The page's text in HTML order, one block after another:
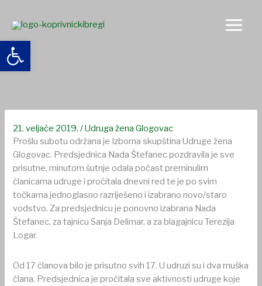
Open toolbar
content
Održana Izborna skupština Udruge žena Glogovac
21. veljače 2019./Udruga žena Glogovac
Prošlu subotu održana je Izborna skupština Udruge žena
Glogovac. Predsjednica Nada Štefanec pozdravila je sve
prisutne, minutom šutnje odala počast preminulim
članicama udruge i pročitala dnevni red te je po svim
točkama jednoglasno razriješeno i izabrano novo/staro
vodstvo. Za predsjednicu je ponovno izabrana Nada
Štefanec, za tajnicu Sanja Delimar, a za blagajnicu Terezija
Logar.
Od 17 članova bilo je prisutno svih 17. U udruzi su i dva muška
člana. Predsjednica je pročitala sve aktivnosti udruge koje